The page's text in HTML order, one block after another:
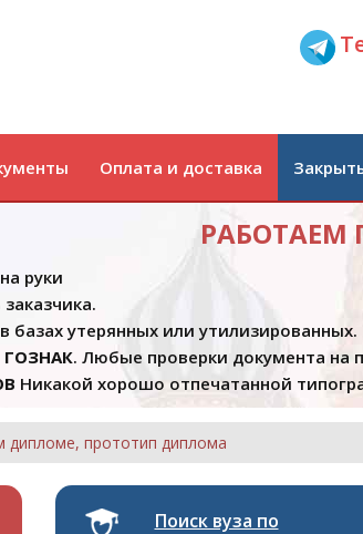
Оплата и доставка
РАБОТАЕМ
руки
утерянных или утилизированных.
ГОЗНАК. Любые проверки документа на
Никакой хорошо отпечатанной
дипломе, прототип диплома
Поиск вуза по